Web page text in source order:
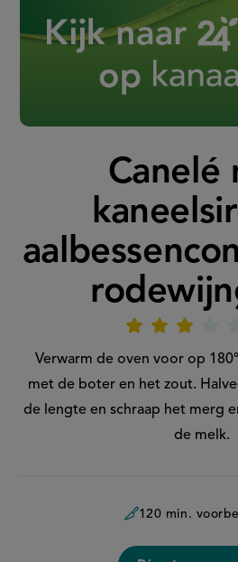
Canelé
'Canelé
met
Verwarm de oven voor op
met de boter en het zout.
de lengte en schraap het merg
de melk.
120 min.